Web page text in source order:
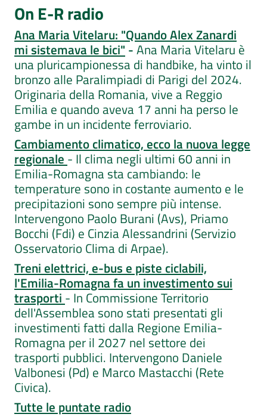
On E-R radio
Ana Maria Vitelaru: "Quando Alex Zanardi
mi sistemava le bici" -Ana Maria Vitelaru è
una pluricampionessa di handbike, ha vinto il
bronzo alle Paralimpiadi di Parigi del 2024.
Originaria della Romania, vive a Reggio
Emilia e quando aveva 17 anni ha perso le
gambe in un incidente ferroviario.
Cambiamento climatico, ecco la nuova legge
regionale - Il clima negli ultimi 60 anni in
Emilia-Romagna sta cambiando: le
temperature sono in costante aumento e le
precipitazioni sono sempre più intense.
Intervengono Paolo Burani (Avs), Priamo
Bocchi (Fdi) e Cinzia Alessandrini (Servizio
Osservatorio Clima di Arpae).
Treni elettrici, e-bus e piste ciclabili,
l'Emilia-Romagna fa un investimento sui
trasporti - In Commissione Territorio
dell'Assemblea sono stati presentati gli
investimenti fatti dalla Regione Emilia-
Romagna per il 2027 nel settore dei
trasporti pubblici. Intervengono Daniele
Valbonesi (Pd) e Marco Mastacchi (Rete
Civica).
Tutte le puntate radio